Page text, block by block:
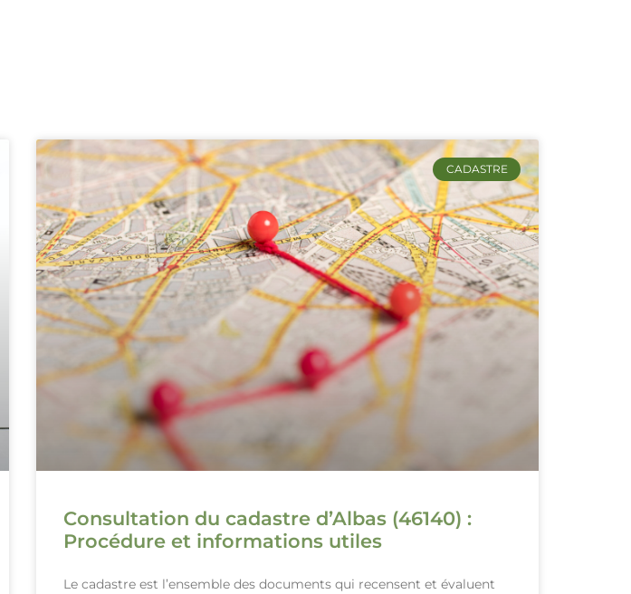
CADASTRE
Consultation du cadastre d’Albas (46140) :
Procédure et informations utiles
Le cadastre est l’ensemble des documents qui recensent et évaluent